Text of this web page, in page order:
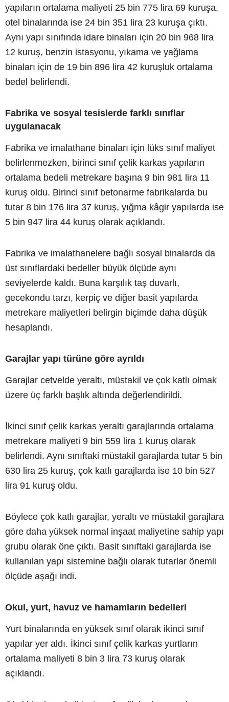
yapıların ortalama maliyeti 25 bin 775 lira 69 kuruşa,
otel binalarında ise 24 bin 351 lira 23 kuruşa çıktı.
Aynı yapı sınıfında idare binaları için 20 bin 968 lira
12 kuruş, benzin istasyonu, yıkama ve yağlama
binaları için de 19 bin 896 lira 42 kuruşluk ortalama
bedel belirlendi.
Fabrika ve sosyal tesislerde farklı sınıflar
uygulanacak
Fabrika ve imalathane binaları için lüks sınıf maliyet
belirlenmezken, birinci sınıf çelik karkas yapıların
ortalama bedeli metrekare başına 9 bin 981 lira 11
kuruş oldu. Birinci sınıf betonarme fabrikalarda bu
tutar 8 bin 176 lira 37 kuruş, yığma kâgir yapılarda ise
5 bin 947 lira 44 kuruş olarak açıklandı.
Fabrika ve imalathanelere bağlı sosyal binalarda da
üst sınıflardaki bedeller büyük ölçüde aynı
seviyelerde kaldı. Buna karşılık taş duvarlı,
gecekondu tarzı, kerpiç ve diğer basit yapılarda
metrekare maliyetleri belirgin biçimde daha düşük
hesaplandı.
Garajlar yapı türüne göre ayrıldı
Garajlar cetvelde yeraltı, müstakil ve çok katlı olmak
üzere üç farklı başlık altında değerlendirildi.
İkinci sınıf çelik karkas yeraltı garajlarında ortalama
metrekare maliyeti 9 bin 559 lira 1 kuruş olarak
belirlendi. Aynı sınıftaki müstakil garajlarda tutar 5 bin
630 lira 25 kuruş, çok katlı garajlarda ise 10 bin 527
lira 91 kuruş oldu.
Böylece çok katlı garajlar, yeraltı ve müstakil garajlara
göre daha yüksek normal inşaat maliyetine sahip yapı
grubu olarak öne çıktı. Basit sınıftaki garajlarda ise
kullanılan yapı sistemine bağlı olarak tutarlar önemli
ölçüde aşağı indi.
Okul, yurt, havuz ve hamamların bedelleri
Yurt binalarında en yüksek sınıf olarak ikinci sınıf
yapılar yer aldı. İkinci sınıf çelik karkas yurtların
ortalama maliyeti 8 bin 3 lira 73 kuruş olarak
açıklandı.